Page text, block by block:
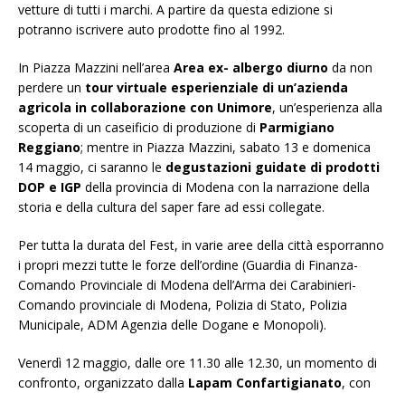
vetture di tutti i marchi. A partire da questa edizione si
potranno iscrivere auto prodotte fino al 1992.
In Piazza Mazzini nell’area Area ex- albergo diurno da non
perdere un tour virtuale esperienziale di un’azienda
agricola in collaborazione con Unimore, un’esperienza alla
scoperta di un caseificio di produzione di Parmigiano
Reggiano; mentre in Piazza Mazzini, sabato 13 e domenica
14 maggio, ci saranno le degustazioni guidate di prodotti
DOP e IGP della provincia di Modena con la narrazione della
storia e della cultura del saper fare ad essi collegate.
Per tutta la durata del Fest, in varie aree della città esporranno
i propri mezzi tutte le forze dell’ordine (Guardia di Finanza-
Comando Provinciale di Modena dell’Arma dei Carabinieri-
Comando provinciale di Modena, Polizia di Stato, Polizia
Municipale, ADM Agenzia delle Dogane e Monopoli).
Venerdì 12 maggio, dalle ore 11.30 alle 12.30, un momento di
confronto, organizzato dalla Lapam Confartigianato, con